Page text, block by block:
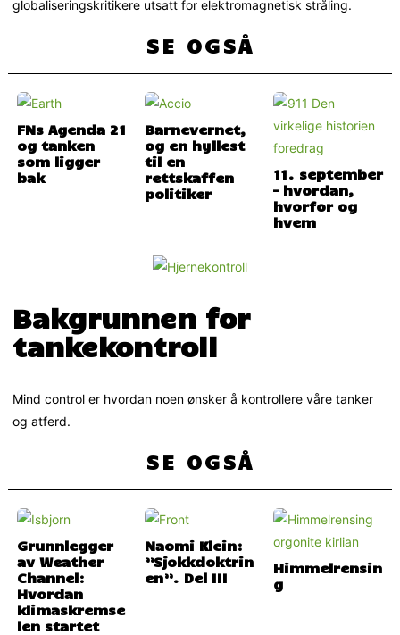
globaliseringskritikere utsatt for elektromagnetisk stråling.
SE OGSÅ
FNs Agenda 21
og tanken
som ligger
bak
Barnevernet,
og en hyllest
til en
rettskaffen
politiker
11. september
– hvordan,
hvorfor og
hvem
Bakgrunnen for
tankekontroll
Mind control er hvordan noen ønsker å kontrollere våre tanker
og atferd.
SE OGSÅ
Grunnlegger
av Weather
Channel:
Hvordan
klimaskremse
len startet
Naomi Klein:
”Sjokkdoktrin
en”. Del III
Himmelrensin
g